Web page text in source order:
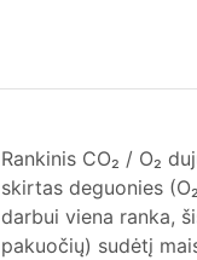
Rankinis CO₂ / O₂
skirtas deguonies
darbui viena ranka,
pakuočių) sudėtį